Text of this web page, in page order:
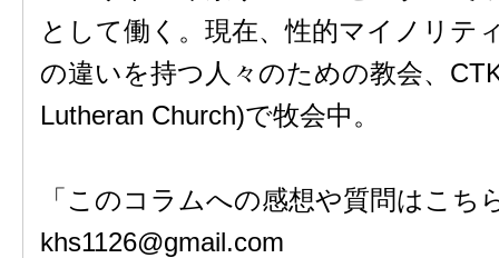
として働く。現在、性的マイノリテ
の違いを持つ人々のための教会、
Lutheran Church)で牧会中。
「このコラムへの感想や質問はこ
khs1126@gmail.com